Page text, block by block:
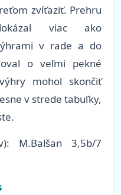
zvíťaziť. Prehru
viac ako
v rade a do
o veľmi pekné
mohol skončiť
v strede tabuľky,
M.Balšan 3,5b/7